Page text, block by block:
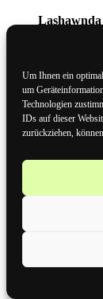
Um Ihnen ein
um
Technologien
IDs auf dieser
zurückziehen,
wette
Also visit
(
Bewertet
sportwetten
Feel free to
Mariana–